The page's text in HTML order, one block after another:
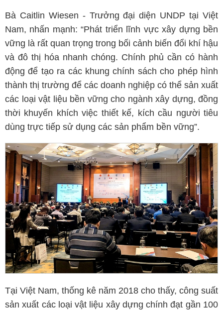
Bà Caitlin Wiesen - Trưởng đại diện UNDP tại Việt
Nam, nhấn mạnh: “Phát triển lĩnh vực xây dựng bền
vững là rất quan trọng trong bối cảnh biến đổi khí hậu
và đô thị hóa nhanh chóng. Chính phủ cần có hành
động để tạo ra các khung chính sách cho phép hình
thành thị trường để các doanh nghiệp có thể sản xuất
các loại vật liệu bền vững cho ngành xây dựng, đồng
thời khuyến khích việc thiết kế, kích cầu người tiêu
dùng trực tiếp sử dụng các sản phẩm bền vững”.
Tại Việt Nam, thống kê năm 2018 cho thấy, công suất
sản xuất các loại vật liệu xây dựng chính đạt gần 100